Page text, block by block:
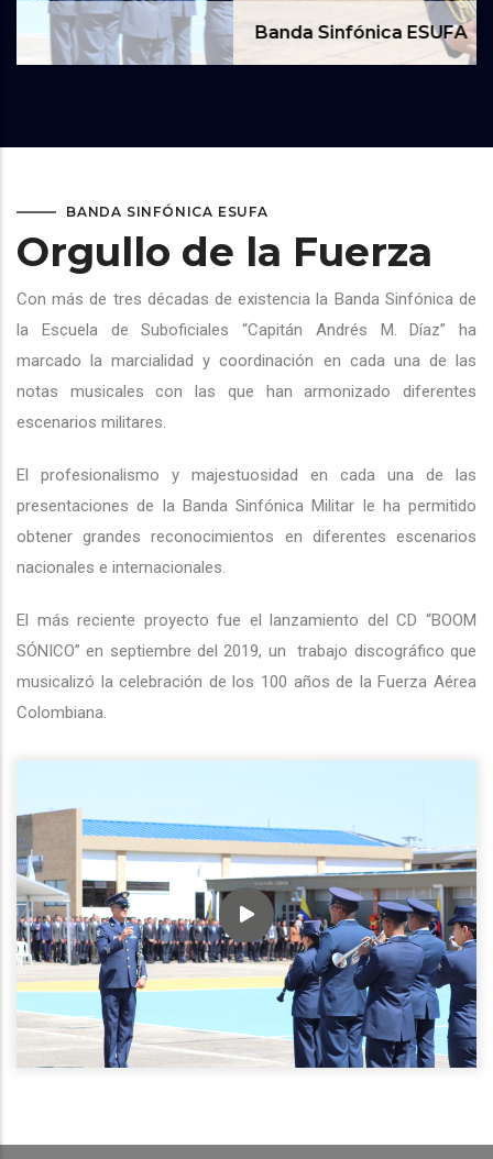
Banda Sinfónica ESUFA
BANDA SINFÓNICA ESUFA
Orgullo de la Fuerza
Con más de tres décadas de existencia la Banda Sinfónica de
la Escuela de Suboficiales “Capitán Andrés M. Díaz” ha
marcado la marcialidad y coordinación en cada una de las
notas musicales con las que han armonizado diferentes
escenarios militares.
El profesionalismo y majestuosidad en cada una de las
presentaciones de la Banda Sinfónica Militar le ha permitido
obtener grandes reconocimientos en diferentes escenarios
nacionales e internacionales.
El más reciente proyecto fue el lanzamiento del CD “BOOM
SÓNICO” en septiembre del 2019, un
trabajo discográfico que
musicalizó la celebración de los 100 años de la Fuerza Aérea
Colombiana.